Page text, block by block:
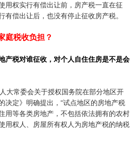
用权实行有偿出让前，房产税一直在征
有偿出让后，也没有停止征收房产税。
庭税收负担？
产税对谁征收，对个人自住住房是不是会
大常委会关于授权国务院在部分地区开
决定》明确提出，“试点地区的房地产税
用等各类房地产，不包括依法拥有的农村
用权人、房屋所有权人为房地产税的纳税